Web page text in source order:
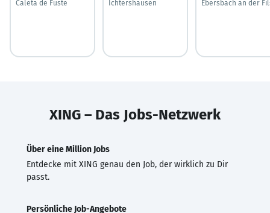
Caleta de Fuste
Ichtershausen
Ebersbach an der
XING – Das Jobs-Netzwerk
Über eine Million Jobs
Entdecke mit XING genau den Job, der wirklich zu Dir
passt.
Persönliche Job-Angebote